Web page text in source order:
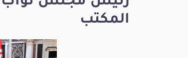
المكتب